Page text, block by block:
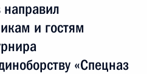
и гостям
«Спецназ